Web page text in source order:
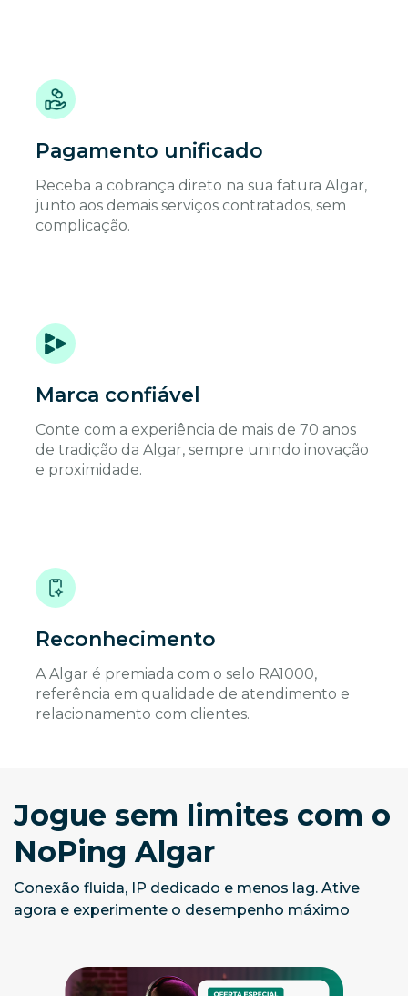
Pagamento unificado
Receba a cobrança direto na sua fatura Algar,
junto aos demais serviços contratados, sem
complicação.
Marca confiável
Conte com a experiência de mais de 70 anos
de tradição da Algar, sempre unindo inovação
e proximidade.
Reconhecimento
A Algar é premiada com o selo RA1000,
referência em qualidade de atendimento e
relacionamento com clientes.
Jogue sem limites com o
NoPing Algar
Conexão fluida, IP dedicado e menos lag. Ative
agora e experimente o desempenho máximo